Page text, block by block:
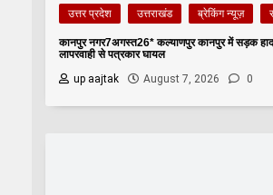
उत्तर प्रदेश उत्तराखंड ब्रेकिंग न्यूज़
कानपुर नगर7अगस्त26* कल्याणपुर कानपुर में सड़क
लापरवाही से पत्रकार घायल
up aajtak
August 7, 2026 0